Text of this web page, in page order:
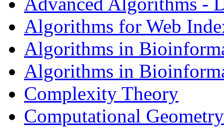
Algorithms for Web
Algorithms in
Algorithms in
Complexity Theory
Computational Geometry